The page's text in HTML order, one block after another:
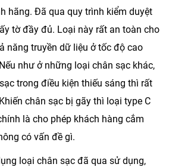
hãng. Đã qua quy trình kiểm duyệt
tờ đầy đủ. Loại này rất an toàn cho
năng truyền dữ liệu ở tốc độ cao
như ở những loại chân sạc khác,
trong điều kiện thiếu sáng thì rất
chân sạc bị gãy thì loại type C
là cho phép khách hàng cắm
có vấn đề gì.
loại chân sạc đã qua sử dụng,